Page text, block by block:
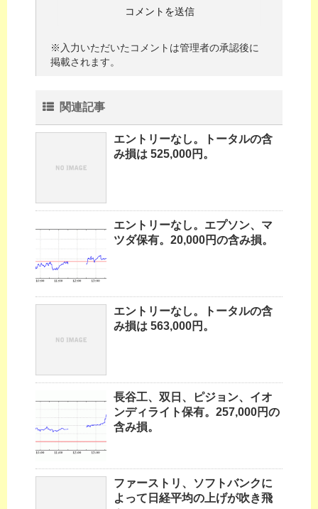
※入力いただいたコメントは管理者の承認後に
掲載されます。
関連記事
エントリーなし。トータルの含
み損は 525,000円。
エントリーなし。エプソン、マ
ツダ保有。20,000円の含み損。
エントリーなし。トータルの含
み損は 563,000円。
長谷工、双日、ピジョン、イオ
ンディライト保有。257,000円の
含み損。
ファーストリ、ソフトバンクに
よって日経平均の上げが吹き飛